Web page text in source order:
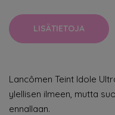
LISÄTIETOJA
Lancômen Teint Idole
ylellisen ilmeen, mutta
ennallaan.